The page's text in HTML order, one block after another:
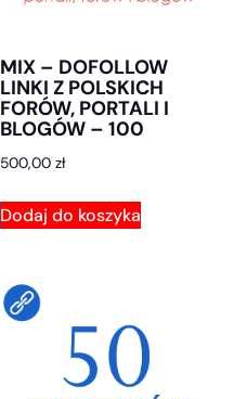
MIX – DOFOLLOW
LINKI Z POLSKICH
FORÓW, PORTALI I
BLOGÓW – 100
500,00zł
Dodaj do koszyka